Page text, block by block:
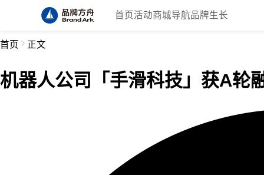
首页 活动商城导航品牌生长
首页 正文
机器人公司「手滑科技」获A轮